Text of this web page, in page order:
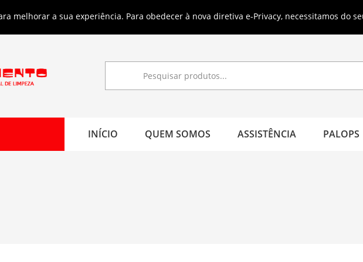
melhorar a sua experiência. Para obedecer à nova diretiva e-Privacy, necessitamos do
Entregas grátis a partir de 40€ (em Portugal Continental)
INÍCIO QUEM SOMOS ASSISTÊNCIA PALOPS